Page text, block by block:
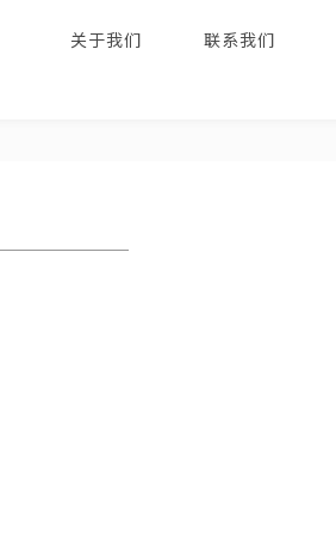
关于我们 联系我们